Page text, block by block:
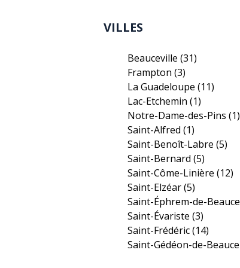
VILLES
Beauceville (31)
Frampton (3)
La Guadeloupe (11)
Lac-Etchemin (1)
Notre-Dame-des-Pins (1)
Saint-Alfred (1)
Saint-Benoît-Labre (5)
Saint-Bernard (5)
Saint-Côme-Linière (12)
Saint-Elzéar(5)
Saint-Éphrem-de-Beauce
Saint-Évariste (3)
Saint-Frédéric(14)
Saint-Gédéon-de-Beauce